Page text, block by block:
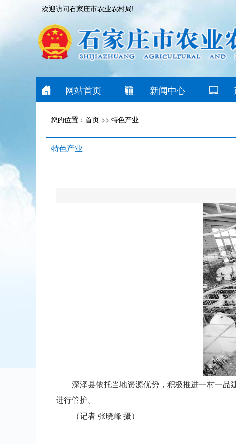
欢迎访问石家庄市农业农村局!
网站首页 新闻中心
您的位置： 首页 >> 特色产业
特色产业
深泽县依托当地资源优势，积极推进一村一品
进行管护。
（记者 张晓峰 摄）